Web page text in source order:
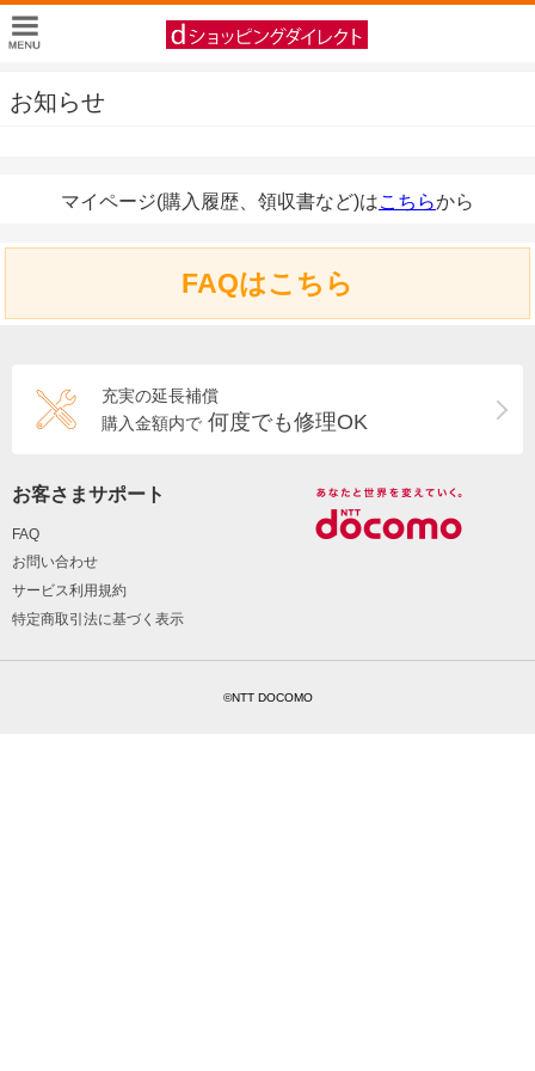
お知らせ
マイページ(購入履歴、領収書など)はこちらから
FAQはこちら
充実の延長補償
購入金額内で 何度でも修理OK
お客さまサポート
FAQ
お問い合わせ
サービス利用規約
特定商取引法に基づく表示
©NTT DOCOMO